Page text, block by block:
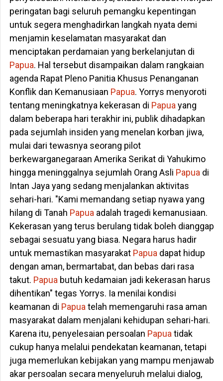
peringatan bagi seluruh pemangku kepentingan
untuk segera menghadirkan langkah nyata demi
menjamin keselamatan masyarakat dan
menciptakan perdamaian yang berkelanjutan di
Papua. Hal tersebut disampaikan dalam rangkaian
agenda Rapat Pleno Panitia Khusus Penanganan
Konflik dan Kemanusiaan Papua. Yorrys menyoroti
tentang meningkatnya kekerasan di Papuayang
dalam beberapa hari terakhir ini, publik dihadapkan
pada sejumlah insiden yang menelan korban jiwa,
mulai dari tewasnya seorang pilot
berkewarganegaraan Amerika Serikat di Yahukimo
hingga meninggalnya sejumlah Orang Asli Papuadi
Intan Jaya yang sedang menjalankan aktivitas
sehari-hari. "Kami memandang setiap nyawa yang
hilang di Tanah Papuaadalah tragedi kemanusiaan.
Kekerasan yang terus berulang tidak boleh dianggap
sebagai sesuatu yang biasa. Negara harus hadir
untuk memastikan masyarakat Papuadapat hidup
dengan aman, bermartabat, dan bebas dari rasa
takut. Papuabutuh kedamaian jadi kekerasan harus
dihentikan" tegas Yorrys. Ia menilai kondisi
keamanan di Papuatelah memengaruhi rasa aman
masyarakat dalam menjalani kehidupan sehari-hari.
Karena itu, penyelesaian persoalan Papuatidak
cukup hanya melalui pendekatan keamanan, tetapi
juga memerlukan kebijakan yang mampu menjawab
akar persoalan secara menyeluruh melalui dialog,